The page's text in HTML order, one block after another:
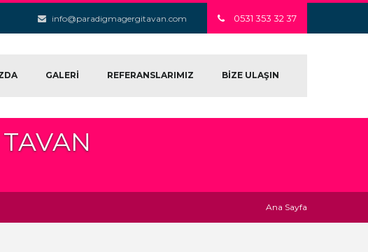
info@paradigmagergitavan.com 0531 353 32 37
GALERİ REFERANSLARIMIZ BİZE ULAŞIN
Ana Sayfa